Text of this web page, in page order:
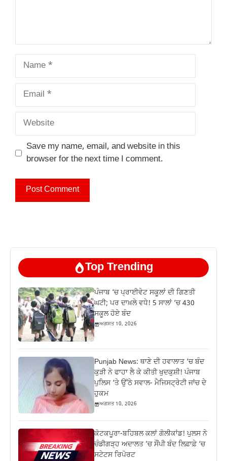
Name
Email
Website
Save my name, email, and website in this
browser for the next time I comment.
Top Trending
ਪੰਜਾਬ ‘ਚ ਪ੍ਰਾਈਵੇਟ ਸਕੂਲਾਂ ਦੀ ਗਿਣਤੀ
ਘਟੀ; ਪਰ ਦਾਖ਼ਲੇ ਵਧੇ! 5 ਸਾਲਾਂ ‘ਚ 430
ਸਕੂਲ ਹੋਏ ਬੰਦ
ਅਗਸਤ 10, 2026
Punjab News: ਥਾਣੇ ਦੀ ਹਵਾਲਾਤ ‘ਚ ਬੰਦ
ਕੁੜੀ ਨੇ ਫਾਹਾ ਲੈ ਕੇ ਕੀਤੀ ਖੁਦਕੁਸ਼ੀ! ਪੰਜਾਬ
ਪੁਲਿਸ ‘ਤੇ ਉੱਠੇ ਸਵਾਲ- ਮੈਜਿਸਟ੍ਰੇਟੀ ਜਾਂਚ ਦੇ
ਹੁਕਮ
ਅਗਸਤ 10, 2026
ਕੋਟਕਪੂਰਾ-ਬਹਿਬਲ ਕਲਾਂ ਗੋਲੀਕਾਂਡ! ਪੁਲਸ ਨੇ
ਚੰਡੀਗੜ੍ਹ ਅਦਾਲਤ ’ਚ ਸੌਂਪੀ ਬੰਦ ਲਿਫ਼ਾਫ਼ੇ ‘ਚ
ਸਟੇਟਸ ਰਿਪੋਰਟ